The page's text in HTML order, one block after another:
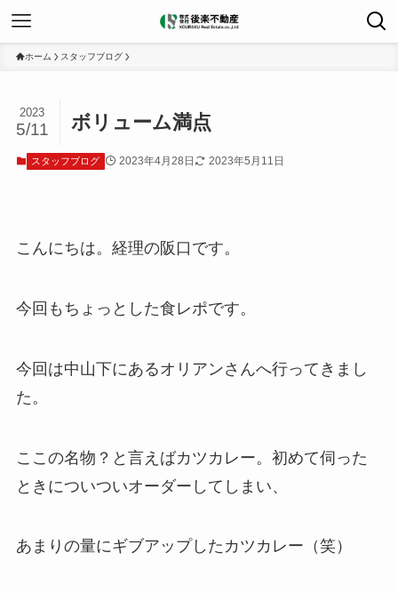
ホーム スタッフブログ
ボリューム満点
2023
5/11
スタッフブログ 2023年4月28日 2023年5月11日
こんにちは。経理の阪口です。
今回もちょっとした食レポです。
今回は中山下にあるオリアンさんへ行ってきまし
た。
ここの名物？と言えばカツカレー。初めて伺った
ときについついオーダーしてしまい、
あまりの量にギブアップしたカツカレー（笑）